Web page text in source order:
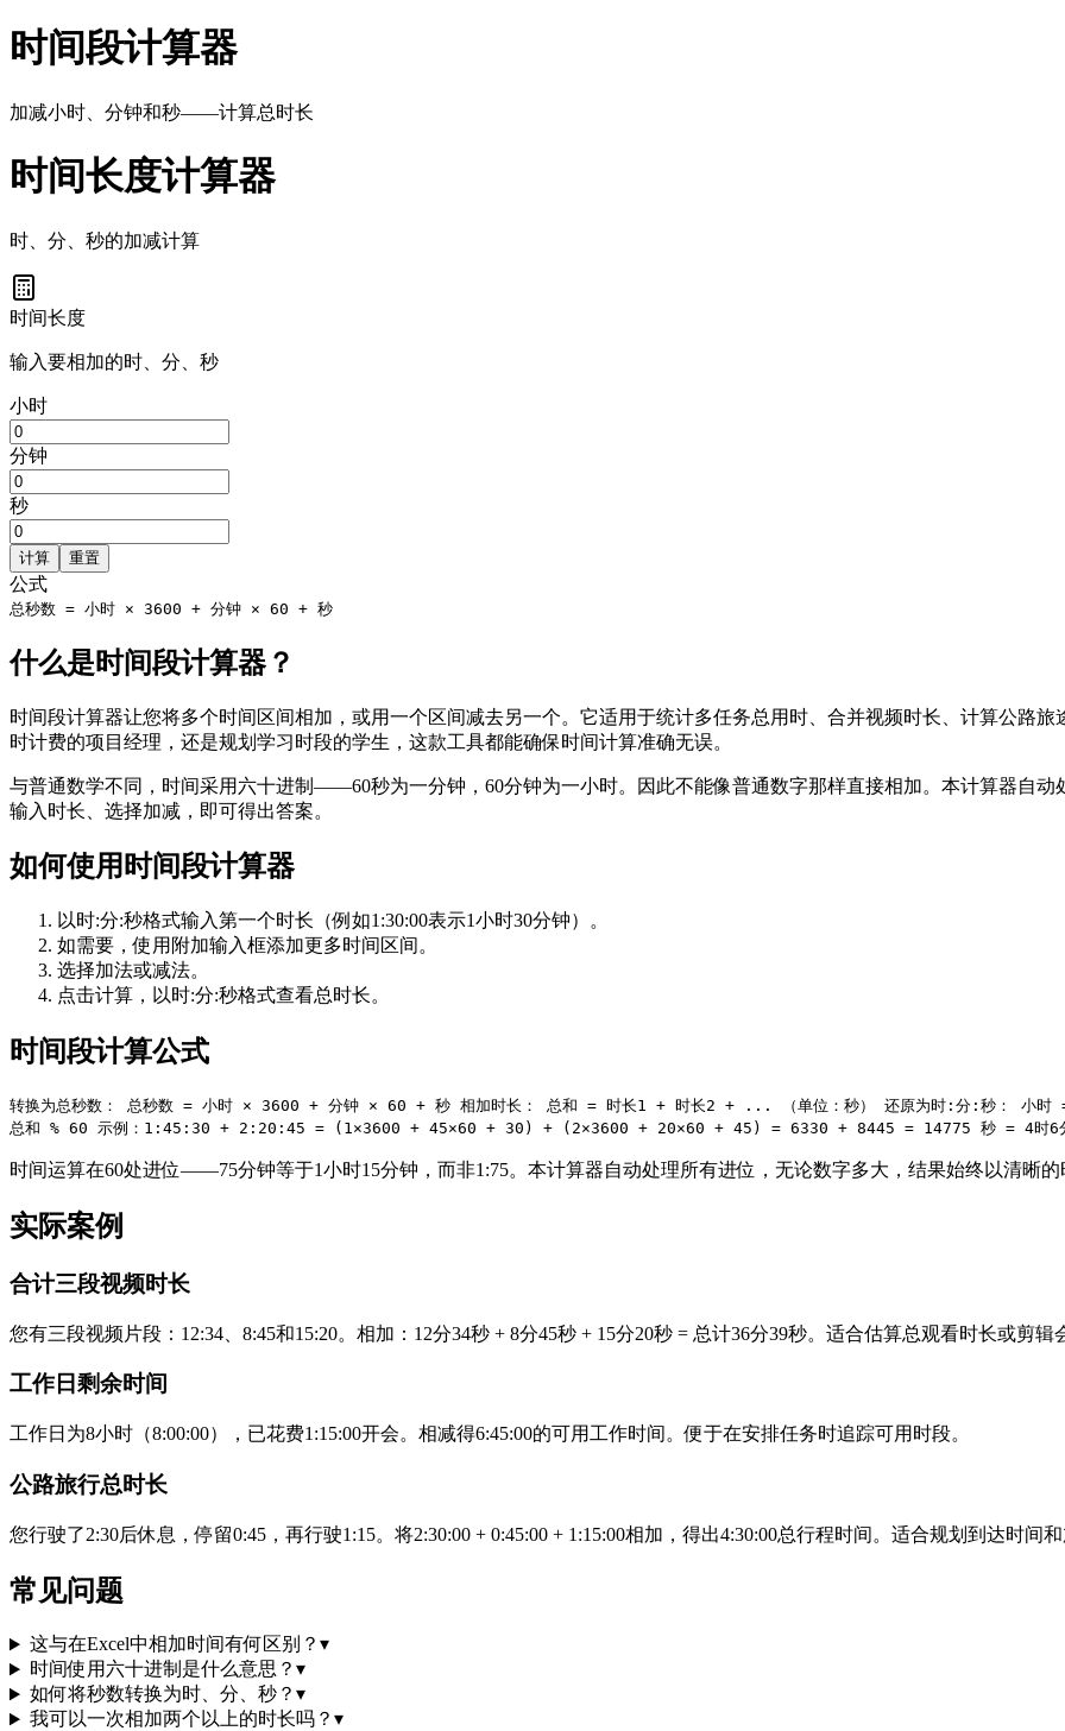
时间段计算器
加减小时、分钟和秒——计算总时长
时间长度计算器
时、分、秒的加减计算
时间长度
输入要相加的时、分、秒
小时
分钟
秒
计算 重置
公式
总秒数 = 小时 × 3600 + 分钟 × 60 + 秒
什么是时间段计算器？
时间段计算器让您将多个时间区间相加，或用一个区间减去另一个。它适用于统计多任务总用时、合并视频时长、计算公路
时计费的项目经理，还是规划学习时段的学生，这款工具都能确保时间计算准确无误。
与普通数学不同，时间采用六十进制——60秒为一分钟，60分钟为一小时。因此不能像普通数字那样直接相加。本计算器自
输入时长、选择加减，即可得出答案。
如何使用时间段计算器
以时:分:秒格式输入第一个时长（例如1:30:00表示1小时30分钟）。
如需要，使用附加输入框添加更多时间区间。
选择加法或减法。
点击计算，以时:分:秒格式查看总时长。
时间段计算公式
转换为总秒数： 总秒数 = 小时 × 3600 + 分钟 × 60 + 秒 相加时长： 总和 = 时长1 + 时长2 + ... （单位：秒） 还原为时:分:秒
总和 % 60 示例：1:45:30 + 2:20:45 = (1×3600 + 45×60 + 30) + (2×3600 + 20×60 + 45) = 6330 + 8445 = 14775 秒 = 4时6
时间运算在60处进位——75分钟等于1小时15分钟，而非1:75。本计算器自动处理所有进位，无论数字多大，结果始终以清晰的
实际案例
合计三段视频时长
您有三段视频片段：12:34、8:45和15:20。相加：12分34秒 + 8分45秒 + 15分20秒 = 总计36分39秒。适合估算总观看时长或剪辑
工作日剩余时间
工作日为8小时（8:00:00），已花费1:15:00开会。相减得6:45:00的可用工作时间。便于在安排任务时追踪可用时段。
公路旅行总时长
您行驶了2:30后休息，停留0:45，再行驶1:15。将2:30:00 + 0:45:00 + 1:15:00相加，得出4:30:00总行程时间。适合规划到达时间和
常见问题
这与在Excel中相加时间有何区别？ ▾
时间使用六十进制是什么意思？ ▾
如何将秒数转换为时、分、秒？ ▾
我可以一次相加两个以上的时长吗？ ▾